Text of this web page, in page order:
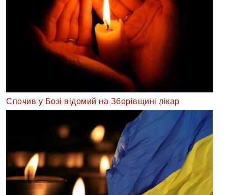
Спочив у Бозі відомий на Зборівщині лікар